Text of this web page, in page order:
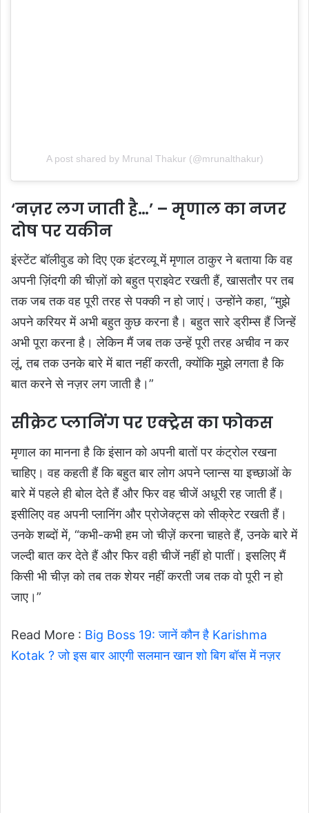
A post shared by Mrunal Thakur (@mrunalthakur)
‘नज़र लग जाती है…’ – मृणाल का नजर
दोष पर यकीन
इंस्टेंट बॉलीवुड को दिए एक इंटरव्यू में मृणाल ठाकुर ने बताया कि वह
अपनी ज़िंदगी की चीज़ों को बहुत प्राइवेट रखती हैं, खासतौर पर तब
तक जब तक वह पूरी तरह से पक्की न हो जाएं। उन्होंने कहा, “मुझे
अपने करियर में अभी बहुत कुछ करना है। बहुत सारे ड्रीम्स हैं जिन्हें
अभी पूरा करना है। लेकिन मैं जब तक उन्हें पूरी तरह अचीव न कर
लूं, तब तक उनके बारे में बात नहीं करती, क्योंकि मुझे लगता है कि
बात करने से नज़र लग जाती है।”
सीक्रेट प्लानिंग पर एक्ट्रेस का फोकस
मृणाल का मानना है कि इंसान को अपनी बातों पर कंट्रोल रखना
चाहिए। वह कहती हैं कि बहुत बार लोग अपने प्लान्स या इच्छाओं के
बारे में पहले ही बोल देते हैं और फिर वह चीजें अधूरी रह जाती हैं।
इसीलिए वह अपनी प्लानिंग और प्रोजेक्ट्स को सीक्रेट रखती हैं।
उनके शब्दों में, “कभी-कभी हम जो चीज़ें करना चाहते हैं, उनके बारे में
जल्दी बात कर देते हैं और फिर वही चीजें नहीं हो पातीं। इसलिए मैं
किसी भी चीज़ को तब तक शेयर नहीं करती जब तक वो पूरी न हो
जाए।”
Read More : Big Boss 19: जानें कौन है Karishma
Kotak ? जो इस बार आएगी सलमान खान शो बिग बॉस में नज़र